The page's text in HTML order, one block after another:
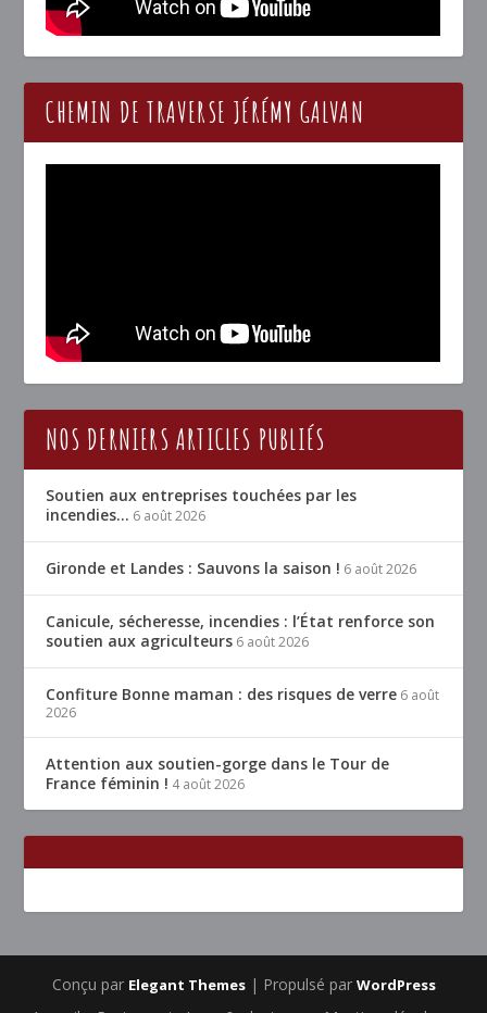
CHEMIN DE TRAVERSE JÉRÉMY GALVAN
NOS DERNIERS ARTICLES PUBLIÉS
Soutien aux entreprises touchées par les
incendies… 6 août 2026
Gironde et Landes : Sauvons la saison ! 6 août 2026
Canicule, sécheresse, incendies : l’État renforce son
soutien aux agriculteurs 6 août 2026
Confiture Bonne maman : des risques de verre 6 août
2026
Attention aux soutien-gorge dans le Tour de
France féminin ! 4 août 2026
Conçu par Elegant Themes| Propulsé par WordPress